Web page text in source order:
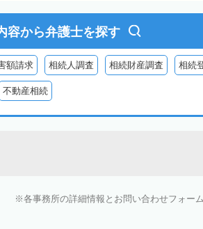
容から弁護士を探す
額請求 相続人調査 相続財産調査 相続
不動産相続
各事務所の詳細情報とお問い合わせフォー